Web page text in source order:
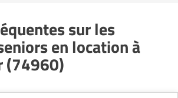
sur les
en location à
(74960)